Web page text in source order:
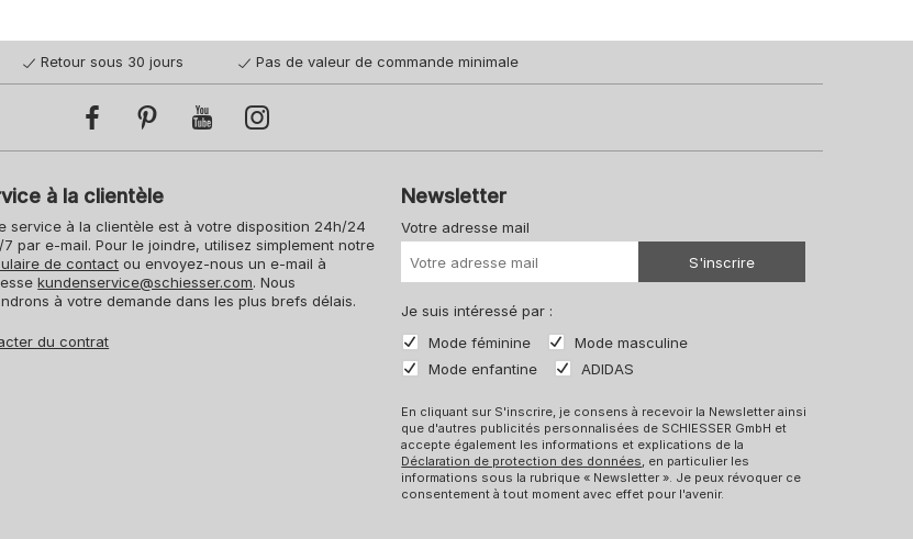
Retour sous 30 jours Pas de valeur de commande minimale
à la clientèle
service à la clientèle est à votre disposition 24h/24
par e-mail. Pour le joindre, utilisez simplement notre
de contact ou envoyez-nous un e-mail à
kundenservice@schiesser.com. Nous
à votre demande dans les plus brefs délais.
du contrat
Newsletter
Votre adresse mail
S'inscrire
Je suis intéressé par :
Mode féminine
Mode masculine
Mode enfantine
ADIDAS
En cliquant sur S'inscrire, je consens à recevoir la Newsletter ainsi
que d'autres publicités personnalisées de SCHIESSER GmbH et
accepte également les informations et explications de la
Déclaration de protection des données, en particulier les
informations sous la rubrique « Newsletter ». Je peux révoquer ce
consentement à tout moment avec effet pour l'avenir.